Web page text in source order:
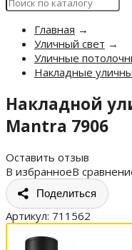
Главная →
Уличный свет →
Уличные
Накладные
Накладной
Mantra 7906
Оставить отзыв
В избранноеВ
Поделиться
Артикул: 711562